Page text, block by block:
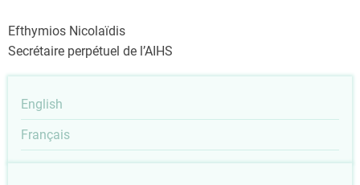
Efthymios Nicolaïdis
Secrétaire perpétuel de l’AIHS
English
Français